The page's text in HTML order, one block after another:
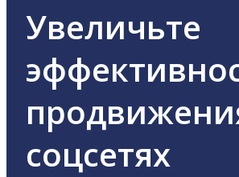
Увеличьте
соцсетях